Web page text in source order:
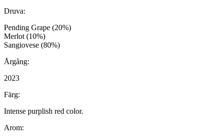
Druva:
Pending Grape (20%)
Merlot (10%)
Sangiovese (80%)
Årgång:
2023
Färg:
Intense purplish red color.
Arom: